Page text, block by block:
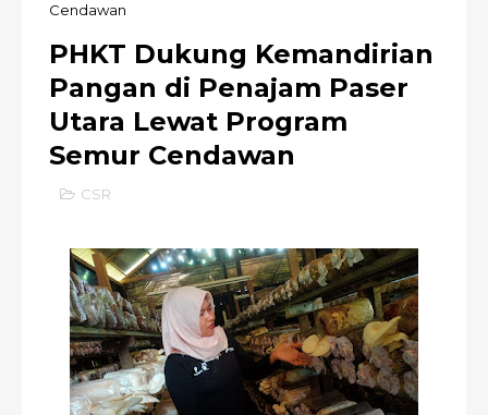
Cendawan
PHKT Dukung Kemandirian
Pangan di Penajam Paser
Utara Lewat Program
Semur Cendawan
CSR